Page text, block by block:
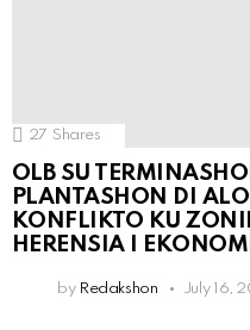
27 Shares
OLB SU
PLANTASHON DI
KONFLIKTO KU
HERENSIA I
by Redakshon July 16,